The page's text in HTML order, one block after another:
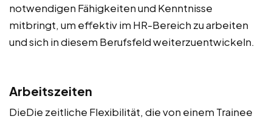
notwendigen Fähigkeiten und Kenntnisse
mitbringt, um effektiv im HR-Bereich zu arbeiten
und sich in diesem Berufsfeld weiterzuentwickeln.
Arbeitszeiten
DieDie zeitliche Flexibilität, die von einem Trainee